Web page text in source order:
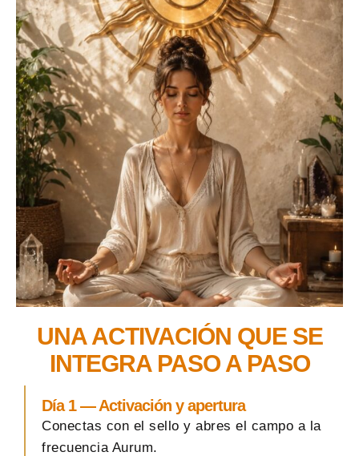
UNA ACTIVACIÓN QUE SE
INTEGRA PASO A PASO
Día 1 — Activación y apertura
Conectas con el sello y abres el campo a la
frecuencia Aurum.